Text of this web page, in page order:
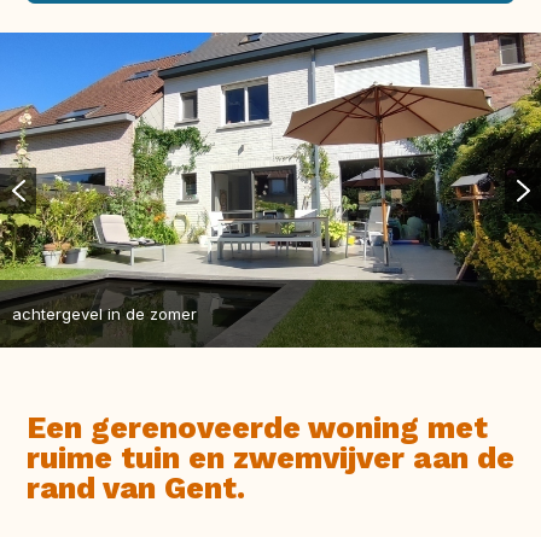
achtergevel in de zomer
Een gerenoveerde woning met
ruime tuin en zwemvijver aan de
rand van Gent.